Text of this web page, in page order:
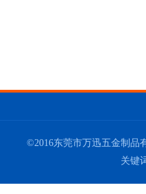
©2016东莞市万迅五金制品
关键